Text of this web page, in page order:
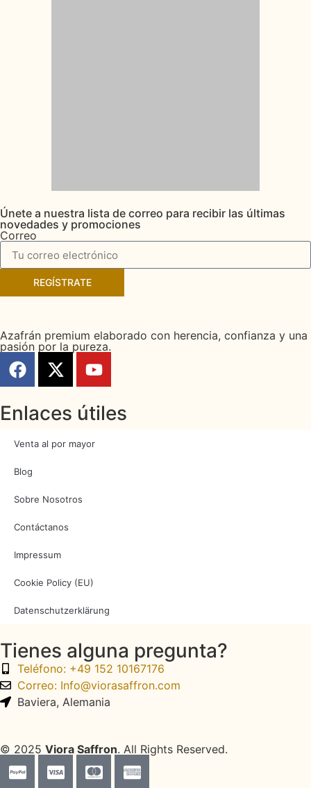
Únete a nuestra lista de correo para recibir las últimas
novedades y promociones
Correo
REGÍSTRATE
Azafrán premium elaborado con herencia, confianza y una
pasión por la pureza.
Enlaces útiles
Venta al por mayor
Blog
Sobre Nosotros
Contáctanos
Impressum
Cookie Policy (EU)
Datenschutzerklärung
Tienes alguna pregunta?
Teléfono: +49 152 10167176
Correo: Info@viorasaffron.com
Baviera, Alemania
© 2025 Viora Saffron. All Rights Reserved.